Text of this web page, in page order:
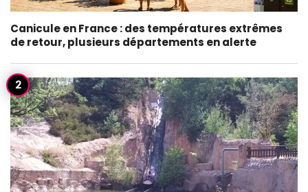
Canicule en France : des températures extrêmes
de retour, plusieurs départements en alerte